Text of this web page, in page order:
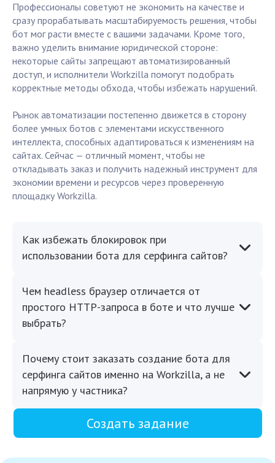
Профессионалы советуют не экономить на качестве и
сразу прорабатывать масштабируемость решения, чтобы
бот мог расти вместе с вашими задачами. Кроме того,
важно уделить внимание юридической стороне:
некоторые сайты запрещают автоматизированный
доступ, и исполнители Workzilla помогут подобрать
корректные методы обхода, чтобы избежать нарушений.
Рынок автоматизации постепенно движется в сторону
более умных ботов с элементами искусственного
интеллекта, способных адаптироваться к изменениям на
сайтах. Сейчас — отличный момент, чтобы не
откладывать заказ и получить надежный инструмент для
экономии времени и ресурсов через проверенную
площадку Workzilla.
Как избежать блокировок при
использовании бота для серфинга сайтов?
Чем headless браузер отличается от
простого HTTP-запроса в боте и что лучше
выбрать?
Почему стоит заказать создание бота для
серфинга сайтов именно на Workzilla, а не
напрямую у частника?
Создать задание